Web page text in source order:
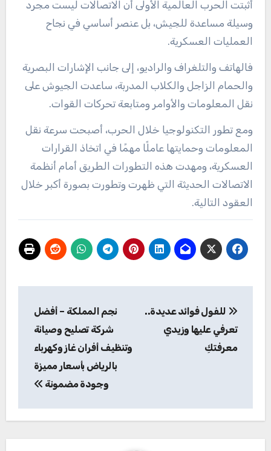
أثبتت الحرب العالمية الأولى أن الاتصالات ليست مجرد
وسيلة مساعدة للجيش، بل عنصر أساسي في نجاح
العمليات العسكرية.
فالهاتف والتلغراف والراديو، إلى جانب الإشارات البصرية
والحمام الزاجل والكلاب المدربة، ساعدت الجيوش على
نقل المعلومات والأوامر ومتابعة تحركات القوات.
ومع تطور التكنولوجيا خلال الحرب، أصبحت سرعة نقل
المعلومات وحمايتها عاملًا مهمًا في اتخاذ القرارات
العسكرية، ومهدت هذه التطورات الطريق أمام أنظمة
الاتصالات الحديثة التي ظهرت وتطورت بصورة أكبر خلال
العقود التالية.
المقالات
للفول فوائد عديدة..
تعرفي عليها وزيدي
معرفتكِ
نجم المملكة – أفضل
شركة تصليح وصيانة
وتنظيف أفران غاز وكهرباء
بالرياض بأسعار مميزة
وجودة مضمونة